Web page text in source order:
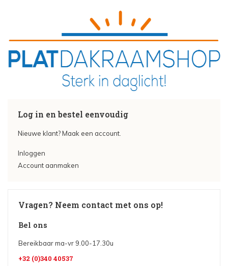
Log in en bestel eenvoudig
Nieuwe klant? Maak een account.
Inloggen
Account aanmaken
Vragen? Neem contact met ons op!
Bel ons
Bereikbaar ma-vr 9.00-17.30u
+32 (0)340 40537